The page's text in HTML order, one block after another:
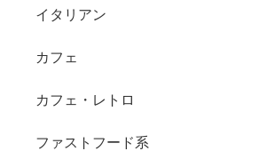
イタリアン
カフェ
カフェ・レトロ
ファストフード系